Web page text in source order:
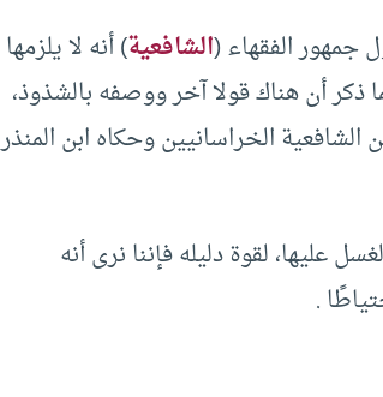
جمهور الفقهاء (الشافعية) أنه لا يلزمها
ذكر أن هناك قولا آخر ووصفه بالشذوذ،
الخراسانيين وحكاه ابن المنذر
عليها، لقوة دليله فإننا نرى أنه
.